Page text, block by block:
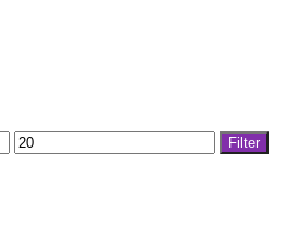
Max.
Preis
Filter